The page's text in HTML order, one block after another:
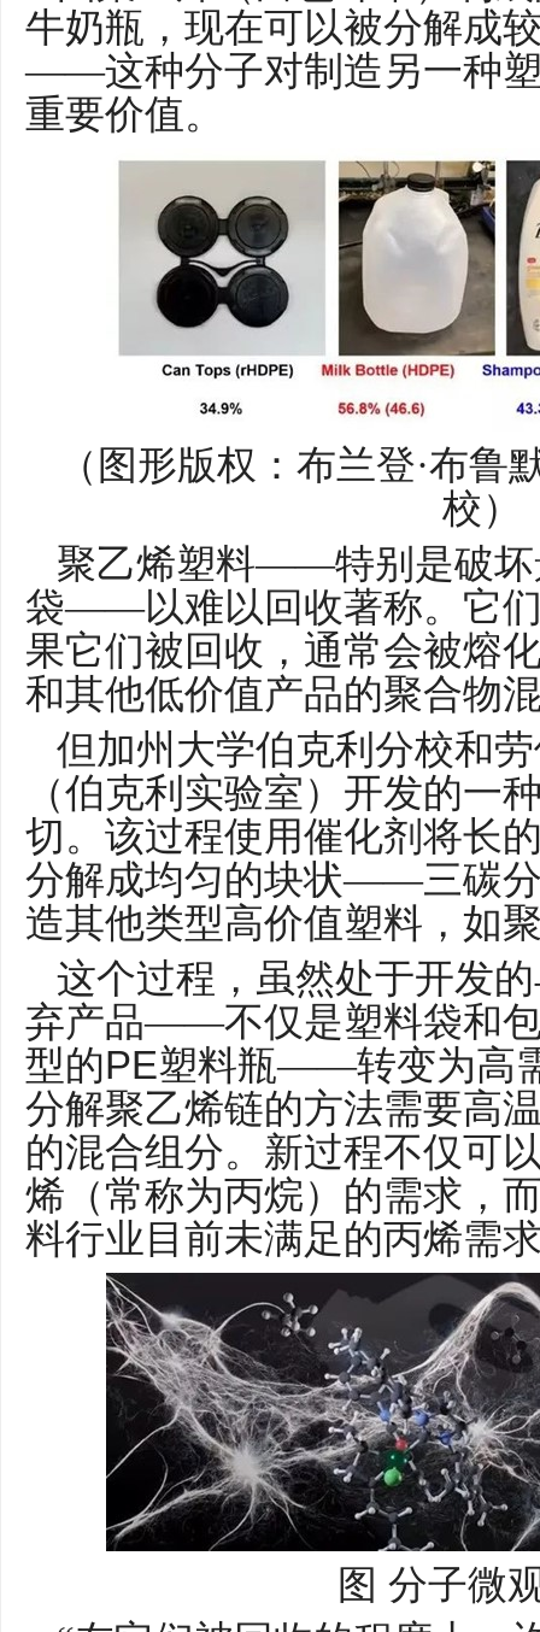
牛奶瓶，现在可以被分解成
——这种分子对制造另一种
重要价值。
（图形版权：布兰登·布鲁
校）
聚乙烯塑料——特别是破坏
袋——以难以回收著称。它
果它们被回收，通常会被熔
和其他低价值产品的聚合物
但加州大学伯克利分校和
（伯克利实验室）开发的一
切。该过程使用催化剂将长
分解成均匀的块状——三碳
造其他类型高价值塑料，如
这个过程，虽然处于开发
弃产品——不仅是塑料袋和
型的PE塑料瓶——转变为高
分解聚乙烯链的方法需要高
的混合组分。新过程不仅可
烯（常称为丙烷）的需求，
料行业目前未满足的丙烯需
图 分子微